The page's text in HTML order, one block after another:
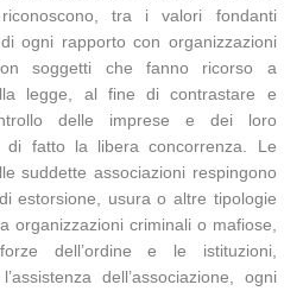
tra i valori fondanti
ogni rapporto con organizzazioni
soggetti che fanno ricorso a
legge, al fine di contrastare e
delle imprese e dei loro
di fatto la libera concorrenza. Le
suddette associazioni respingono
estorsione, usura o altre tipologie
organizzazioni criminali o mafiose,
dell’ordine e le istituzioni,
dell’associazione, ogni